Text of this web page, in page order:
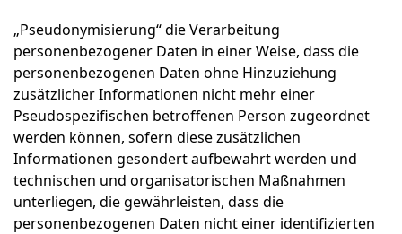
„Pseudonymisierung“ die Verarbeitung
personenbezogener Daten in einer Weise, dass die
personenbezogenen Daten ohne Hinzuziehung
zusätzlicher Informationen nicht mehr einer
Pseudospezifischen betroffenen Person zugeordnet
werden können, sofern diese zusätzlichen
Informationen gesondert aufbewahrt werden und
technischen und organisatorischen Maßnahmen
unterliegen, die gewährleisten, dass die
personenbezogenen Daten nicht einer identifizierten